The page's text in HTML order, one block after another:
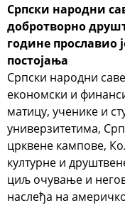
Српски народни
добротворно
године прославио
постојања
Српски народни
економски и
матицу, ученике и
универзитетима,
црквене кампове,
културне и
циљ очување и
наслеђа на